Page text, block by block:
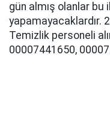
gün almış olanlar bu
yapamayacaklardır.
Temizlik personeli
00007441650,